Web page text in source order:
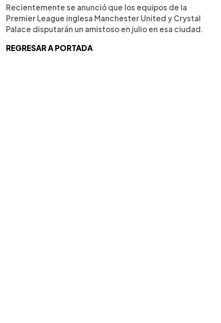
Recientemente se anunció que los equipos de la
Premier League inglesa Manchester United y Crystal
Palace disputarán un amistoso en julio en esa ciudad.
REGRESAR A PORTADA